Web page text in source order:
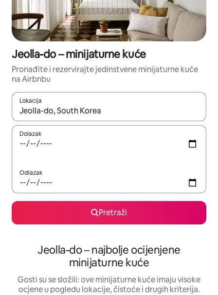
Jeolla-do – minijaturne kuće
Pronađite i rezervirajte jedinstvene minijaturne kuće
na Airbnbu
Lokacija
Kada budu dostupni rezultati, moći ćete ih pregledati
Dolazak
Odlazak
Pretraži
Jeolla-do – najbolje ocijenjene
minijaturne kuće
Gosti su se složili: ove minijaturne kuće imaju visoke
ocjene u pogledu lokacije, čistoće i drugih kriterija.